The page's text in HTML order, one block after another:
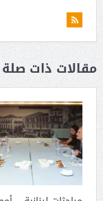
مقالات ذات صلة